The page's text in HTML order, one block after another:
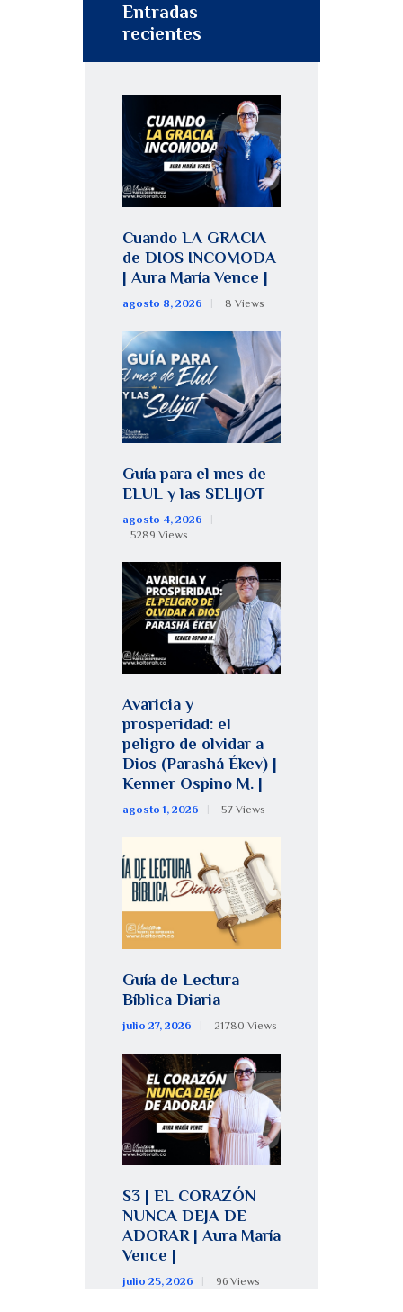
Entradas
recientes
Cuando LA GRACIA
de DIOS INCOMODA
| Aura María Vence |
agosto 8, 2026 8 Views
Guía para el mes de
ELUL y las SELIJOT
agosto 4, 2026
5289 Views
Avaricia y
prosperidad: el
peligro de olvidar a
Dios (Parashá Ékev) |
Kenner Ospino M. |
agosto 1, 2026 57 Views
Guía de Lectura
Bíblica Diaria
julio 27, 2026 21780 Views
S3 | EL CORAZÓN
NUNCA DEJA DE
ADORAR | Aura María
Vence |
julio 25, 2026 96 Views